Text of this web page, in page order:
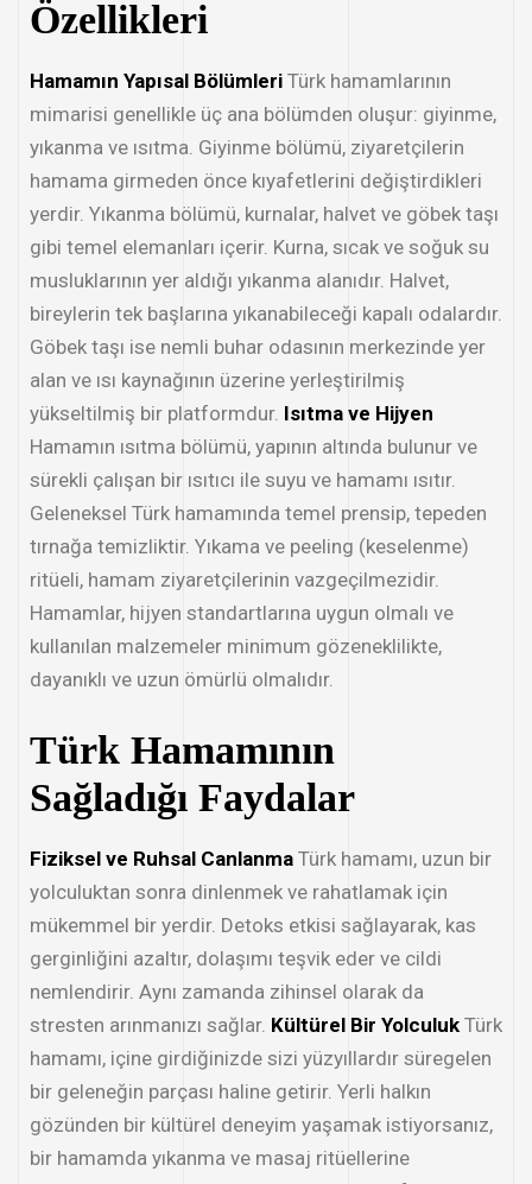
Özellikleri
Hamamın Yapısal Bölümleri Türk hamamlarının
mimarisi genellikle üç ana bölümden oluşur: giyinme,
yıkanma ve ısıtma. Giyinme bölümü, ziyaretçilerin
hamama girmeden önce kıyafetlerini değiştirdikleri
yerdir. Yıkanma bölümü, kurnalar, halvet ve göbek taşı
gibi temel elemanları içerir. Kurna, sıcak ve soğuk su
musluklarının yer aldığı yıkanma alanıdır. Halvet,
bireylerin tek başlarına yıkanabileceği kapalı odalardır.
Göbek taşı ise nemli buhar odasının merkezinde yer
alan ve ısı kaynağının üzerine yerleştirilmiş
yükseltilmiş bir platformdur. Isıtma ve Hijyen
Hamamın ısıtma bölümü, yapının altında bulunur ve
sürekli çalışan bir ısıtıcı ile suyu ve hamamı ısıtır.
Geleneksel Türk hamamında temel prensip, tepeden
tırnağa temizliktir. Yıkama ve peeling (keselenme)
ritüeli, hamam ziyaretçilerinin vazgeçilmezidir.
Hamamlar, hijyen standartlarına uygun olmalı ve
kullanılan malzemeler minimum gözeneklilikte,
dayanıklı ve uzun ömürlü olmalıdır.
Türk Hamamının
Sağladığı Faydalar
Fiziksel ve Ruhsal Canlanma Türk hamamı, uzun bir
yolculuktan sonra dinlenmek ve rahatlamak için
mükemmel bir yerdir. Detoks etkisi sağlayarak, kas
gerginliğini azaltır, dolaşımı teşvik eder ve cildi
nemlendirir. Aynı zamanda zihinsel olarak da
stresten arınmanızı sağlar. Kültürel Bir Yolculuk Türk
hamamı, içine girdiğinizde sizi yüzyıllardır süregelen
bir geleneğin parçası haline getirir. Yerli halkın
gözünden bir kültürel deneyim yaşamak istiyorsanız,
bir hamamda yıkanma ve masaj ritüellerine